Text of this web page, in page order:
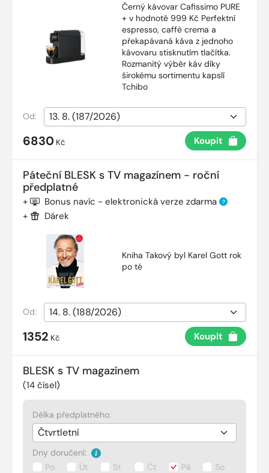
Černý kávovar Cafissimo PURE
+ v hodnotě 999 Kč Perfektní
espresso, caffè crema a
překapávaná káva z jednoho
kávovaru stisknutím tlačítka.
Rozmanitý výběr káv díky
širokému sortimentu kapslí
Tchibo
Od:
6830 Kč Koupit
Páteční BLESK s TV magazínem - roční
předplatné
+ Bonus navíc - elektronická verze zdarma ?
+ Dárek
Kniha Takový byl Karel Gott rok
po té
Od:
1352 Kč Koupit
BLESK s TV magazínem
(14 čísel)
Délka předplatného:
Dny doručení:
Po
Út St Čt Pá So